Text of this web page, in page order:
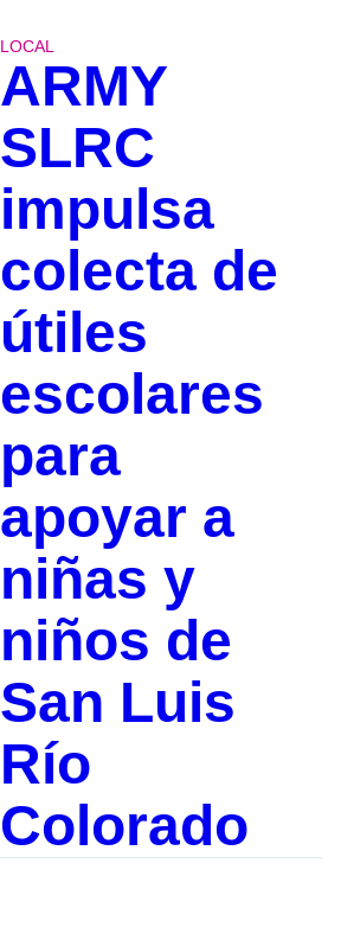
LOCAL
ARMY
SLRC
impulsa
colecta de
útiles
escolares
para
apoyar a
niñas y
niños de
San Luis
Río
Colorado